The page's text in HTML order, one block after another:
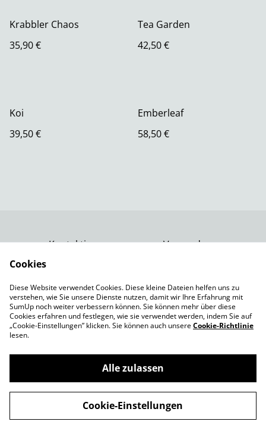
Krabbler Chaos
35,90 €
Tea Garden
42,50 €
Koi
39,50 €
Emberleaf
58,50 €
Kontaktiere uns
Versand
Impressum
Cookie-Richtlinie
©2026Spielepforte
powered by
Cookies
Diese Website verwendet Cookies. Diese kleine Dateien helfen uns zu
verstehen, wie Sie unsere Dienste nutzen, damit wir Ihre Erfahrung mit
SumUp noch weiter verbessern können. Sie können mehr über diese
Cookies erfahren und festlegen, wie sie verwendet werden, indem Sie auf
„Cookie-Einstellungen” klicken. Sie können auch unsereCookie-Richtlinie
lesen.
Alle zulassen
Cookie-Einstellungen